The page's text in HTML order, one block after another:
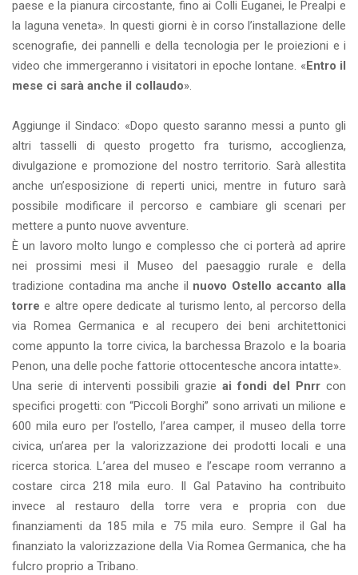
paese e la pianura circostante, fino ai Colli Euganei, le Prealpi e
la laguna veneta». In questi giorni è in corso l’installazione delle
scenografie, dei pannelli e della tecnologia per le proiezioni e i
video che immergeranno i visitatori in epoche lontane. « Entro il
mese ci sarà anche il collaudo».
Aggiunge il Sindaco: «Dopo questo saranno messi a punto gli
altri tasselli di questo progetto fra turismo, accoglienza,
divulgazione e promozione del nostro territorio. Sarà allestita
anche un’esposizione di reperti unici, mentre in futuro sarà
possibile modificare il percorso e cambiare gli scenari per
mettere a punto nuove avventure.
È un lavoro molto lungo e complesso che ci porterà ad aprire
nei prossimi mesi il Museo del paesaggio rurale e della
tradizione contadina ma anche il nuovo Ostello accanto alla
torree altre opere dedicate al turismo lento, al percorso della
via Romea Germanica e al recupero dei beni architettonici
come appunto la torre civica, la barchessa Brazolo e la boaria
Penon, una delle poche fattorie ottocentesche ancora intatte».
Una serie di interventi possibili grazie ai fondi del Pnrr con
specifici progetti: con “Piccoli Borghi” sono arrivati un milione e
600 mila euro per l’ostello, l’area camper, il museo della torre
civica, un’area per la valorizzazione dei prodotti locali e una
ricerca storica. L’area del museo e l’escape room verranno a
costare circa 218 mila euro. Il Gal Patavino ha contribuito
invece al restauro della torre vera e propria con due
finanziamenti da 185 mila e 75 mila euro. Sempre il Gal ha
finanziato la valorizzazione della Via Romea Germanica, che ha
fulcro proprio a Tribano.